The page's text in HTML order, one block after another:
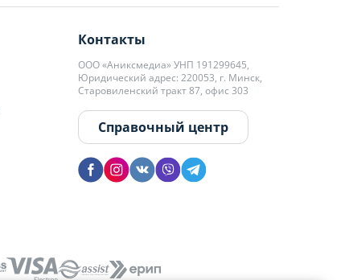
Контакты
ООО «Аниксмедиа» УНП 191299645,
Юридический адрес: 220053, г. Минск,
Старовиленский тракт 87, офис 303
Справочный центр